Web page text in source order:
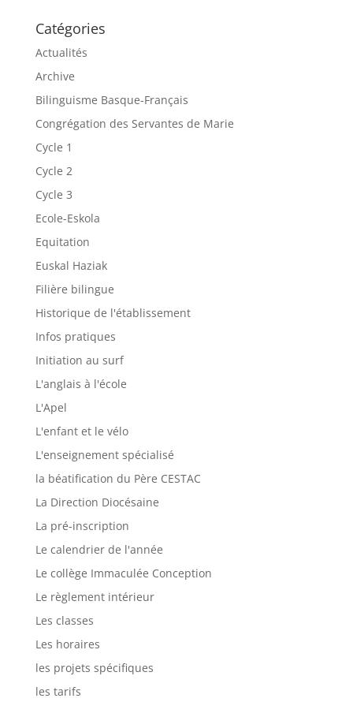
Catégories
Actualités
Archive
Bilinguisme Basque-Français
Congrégation des Servantes de Marie
Cycle 1
Cycle 2
Cycle 3
Ecole-Eskola
Equitation
Euskal Haziak
Filière bilingue
Historique de l'établissement
Infos pratiques
Initiation au surf
L'anglais à l'école
L'Apel
L'enfant et le vélo
L'enseignement spécialisé
la béatification du Père CESTAC
La Direction Diocésaine
La pré-inscription
Le calendrier de l'année
Le collège Immaculée Conception
Le règlement intérieur
Les classes
Les horaires
les projets spécifiques
les tarifs